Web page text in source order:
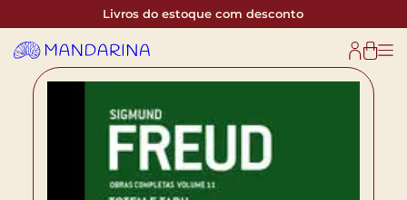
Livros do estoque com desconto